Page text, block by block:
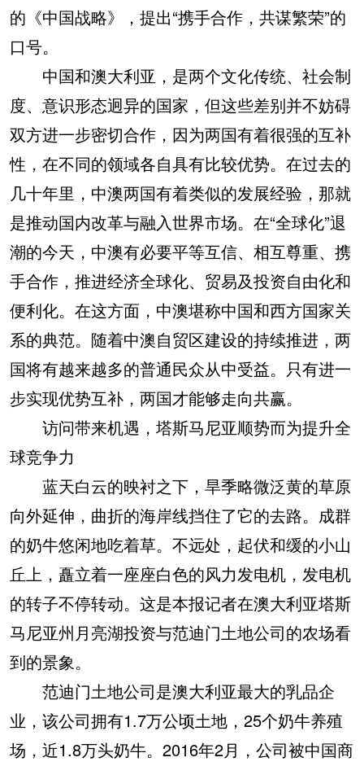
的《中国战略》，提出“携手合作，共谋繁荣”的
口号。
中国和澳大利亚，是两个文化传统、社会制
度、意识形态迥异的国家，但这些差别并不妨碍
双方进一步密切合作，因为两国有着很强的互补
性，在不同的领域各自具有比较优势。在过去的
几十年里，中澳两国有着类似的发展经验，那就
是推动国内改革与融入世界市场。在“全球化”退
潮的今天，中澳有必要平等互信、相互尊重、携
手合作，推进经济全球化、贸易及投资自由化和
便利化。在这方面，中澳堪称中国和西方国家关
系的典范。随着中澳自贸区建设的持续推进，两
国将有越来越多的普通民众从中受益。只有进一
步实现优势互补，两国才能够走向共赢。
访问带来机遇，塔斯马尼亚顺势而为提升全
球竞争力
蓝天白云的映衬之下，旱季略微泛黄的草原
向外延伸，曲折的海岸线挡住了它的去路。成群
的奶牛悠闲地吃着草。不远处，起伏和缓的小山
丘上，矗立着一座座白色的风力发电机，发电机
的转子不停转动。这是本报记者在澳大利亚塔斯
马尼亚州月亮湖投资与范迪门土地公司的农场看
到的景象。
范迪门土地公司是澳大利亚最大的乳品企
业，该公司拥有1.7万公顷土地，25个奶牛养殖
场，近1.8万头奶牛。2016年2月，公司被中国商